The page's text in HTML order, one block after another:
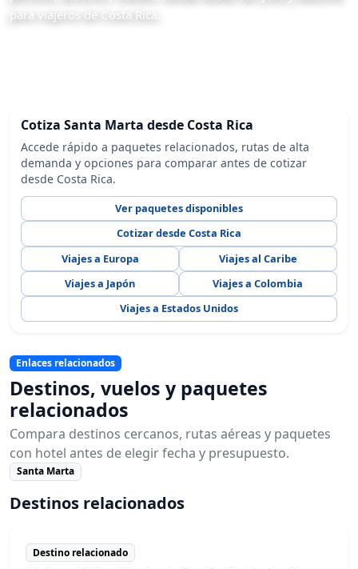
para viajeros de Costa Rica.
Cotiza Santa Marta desde Costa Rica
Accede rápido a paquetes relacionados, rutas de alta
demanda y opciones para comparar antes de cotizar
desde Costa Rica.
Ver paquetes disponibles
Cotizar desde Costa Rica
Viajes a Europa
Viajes al Caribe
Viajes a Japón
Viajes a Colombia
Viajes a Estados Unidos
Enlaces relacionados
Destinos, vuelos y paquetes
relacionados
Compara destinos cercanos, rutas aéreas y paquetes
con hotel antes de elegir fecha y presupuesto.
Santa Marta
Destinos relacionados
Destino relacionado